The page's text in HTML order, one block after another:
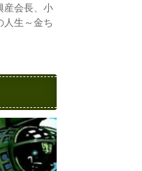
産会長、小
人生～金ち